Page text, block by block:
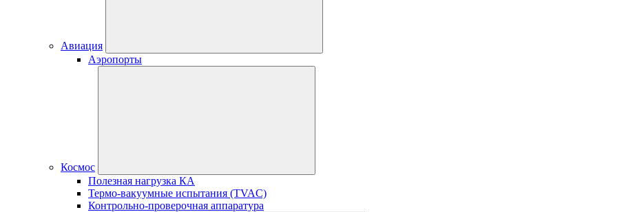
Авиация
Аэропорты
Космос
Полезная нагрузка КА
Термо-вакуумные испытания (TVAC)
Контрольно-проверочная аппаратура